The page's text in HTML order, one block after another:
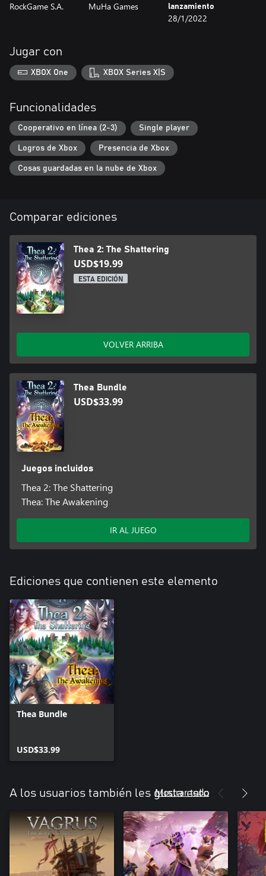
RockGame S.A. MuHa Games
lanzamiento
28/1/2022
Jugar con
XBOX One XBOX Series X|S
Funcionalidades
Cooperativo en línea (2-3) Single player
Logros de Xbox Presencia de Xbox
Cosas guardadas en la nube de Xbox
Comparar ediciones
Thea 2: The Shattering
USD$19.99
ESTA EDICIÓN
VOLVER ARRIBA
Thea Bundle
USD$33.99
Juegos incluidos
Thea 2: The Shattering
Thea: The Awakening
IR AL JUEGO
Ediciones que contienen este elemento
Thea Bundle
USD$33.99
A los usuarios también les gusta esto
Mostrar todo